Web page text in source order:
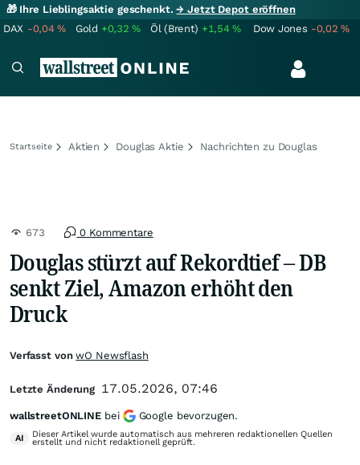
🎁 Ihre Lieblingsaktie geschenkt.→ Jetzt Depot eröffnen
DAX -0,04% Gold +0,32% Öl (Brent) +1,54% Dow Jones -0,02%
Startseite Aktien Douglas Aktie Nachrichten zu Douglas
673 0 Kommentare
Douglas stürzt auf Rekordtief – DB
senkt Ziel, Amazon erhöht den
Druck
Verfasst vonwO Newsflash
Letzte Änderung 17.05.2026, 07:46
wallstreetONLINE bei Google bevorzugen.
AI Dieser Artikel wurde automatisch aus mehreren redaktionellen Quellen
erstellt und nicht redaktionell geprüft.